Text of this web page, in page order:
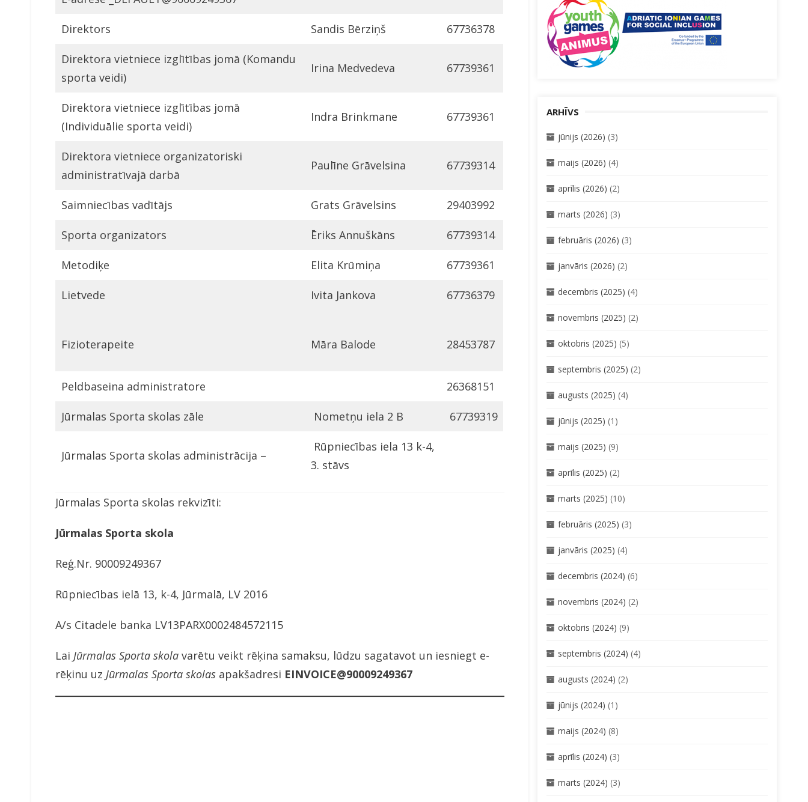
Direktors Sandis Bērziņš 67736378
Direktora vietniece izglītības jomā (Komandu
sporta veidi)
Irina Medvedeva 67739361
Direktora vietniece izglītības jomā
(Individuālie sporta veidi)
Indra Brinkmane 67739361
Direktora vietniece organizatoriski
administratīvajā darbā
Paulīne Grāvelsina 67739314
Saimniecības vadītājs Grats Grāvelsins 29403992
Sporta organizators Ēriks Annuškāns 67739314
Metodiķe Elita Krūmiņa 67739361
Lietvede
Fizioterapeite
Ivita Jankova
Māra Balode
67736379
28453787
Peldbaseina administratore 26368151
Jūrmalas Sporta skolas zāle Nometņu iela 2 B 67739319
Jūrmalas Sporta skolas administrācija –
Rūpniecības iela 13 k-4,
3. stāvs
Jūrmalas Sporta skolas rekvizīti:
Jūrmalas Sporta skola
Reģ.Nr. 90009249367
Rūpniecības ielā 13, k-4, Jūrmalā, LV 2016
A/s Citadele banka LV13PARX0002484572115
Lai Jūrmalas Sporta skola varētu veikt rēķina samaksu, lūdzu sagatavot un iesniegt e-
rēķinu uz Jūrmalas Sporta skolas apakšadresi EINVOICE@90009249367
ARHĪVS
jūnijs (2026) (3)
maijs (2026) (4)
aprīlis (2026) (2)
marts (2026) (3)
februāris (2026) (3)
janvāris (2026) (2)
decembris (2025) (4)
novembris (2025) (2)
oktobris (2025) (5)
septembris (2025) (2)
augusts (2025) (4)
jūnijs (2025) (1)
maijs (2025) (9)
aprīlis (2025) (2)
marts (2025) (10)
februāris (2025) (3)
janvāris (2025) (4)
decembris (2024) (6)
novembris (2024) (2)
oktobris (2024) (9)
septembris (2024) (4)
augusts (2024) (2)
jūnijs (2024) (1)
maijs (2024) (8)
aprīlis (2024) (3)
marts (2024) (3)